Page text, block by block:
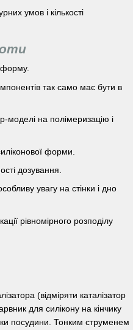
умов і кількості
форму.
так само має бути в
моделі на полімеризацію і
форми.
дозування.
увагу на стінки і дно
рівномірного розподілу
(відміряти каталізатор
для силікону на кінчику
посудини. Тонким струменем